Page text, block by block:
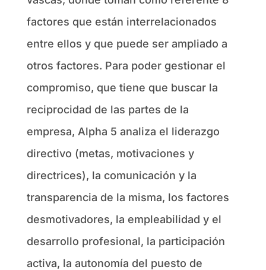
factores que están interrelacionados
entre ellos y que puede ser ampliado a
otros factores. Para poder gestionar el
compromiso, que tiene que buscar la
reciprocidad de las partes de la
empresa, Alpha 5 analiza el liderazgo
directivo (metas, motivaciones y
directrices), la comunicación y la
transparencia de la misma, los factores
desmotivadores, la empleabilidad y el
desarrollo profesional, la participación
activa, la autonomía del puesto de